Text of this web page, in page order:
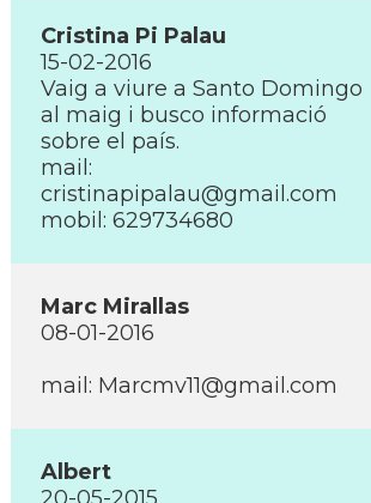
Cristina Pi Palau
15-02-2016
Vaig a viure a Santo Domingo
al maig i busco informació
sobre el paí­s.
mail:
cristinapipalau@gmail.com
mobil: 629734680
Marc Mirallas
08-01-2016
mail: Marcmv11@gmail.com
Albert